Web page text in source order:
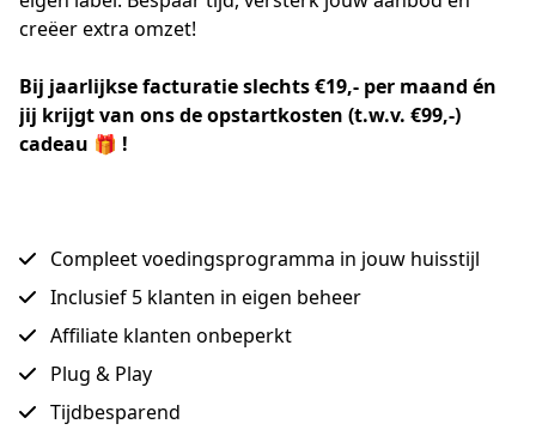
creëer extra omzet!
Bij jaarlijkse facturatie slechts €19,- per maand én
jij krijgt van ons de opstartkosten (t.w.v. €99,-)
cadeau 🎁 !
Compleet voedingsprogramma in jouw huisstijl
Inclusief 5 klanten in eigen beheer
Affiliate klanten onbeperkt
Plug & Play
Tijdbesparend